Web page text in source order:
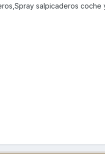
salpicaderos